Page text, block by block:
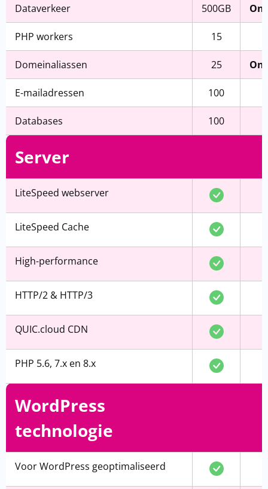
Dataverkeer 500GB
PHP workers 15
Domeinaliassen 25
E-mailadressen 100
Databases 100
Server
LiteSpeed webserver
LiteSpeed Cache
High-performance
HTTP/2 & HTTP/3
QUIC.cloud CDN
PHP 5.6, 7.x en 8.x
WordPress
technologie
Voor WordPress geoptimaliseerd